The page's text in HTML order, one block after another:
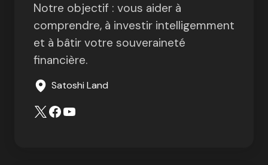
Notre objectif : vous aider à
comprendre, à investir intelligemment
et à bâtir votre souveraineté
financière.
Satoshi Land